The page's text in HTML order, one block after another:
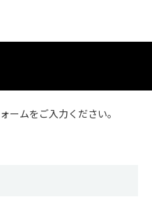
ームをご入力ください。